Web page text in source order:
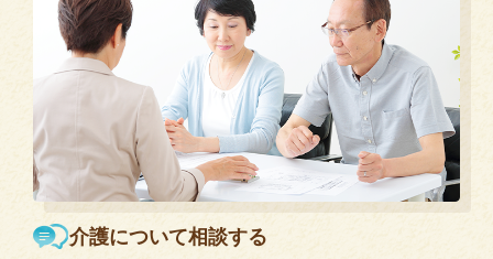
介護について相談する